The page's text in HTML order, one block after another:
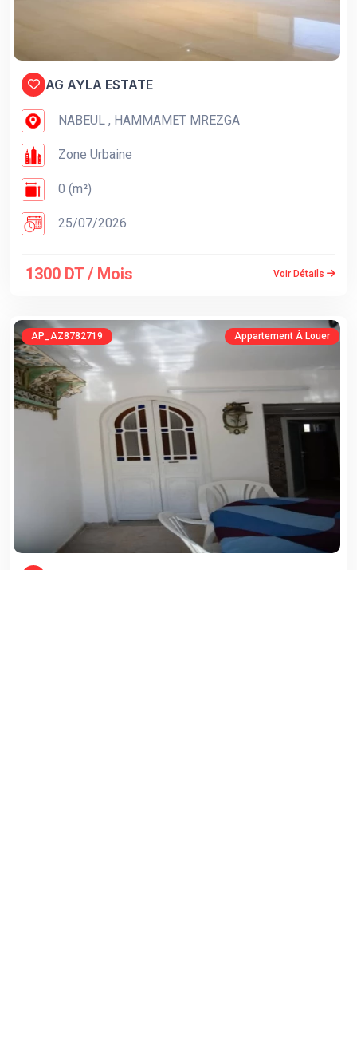
AG AYLA ESTATE
NABEUL , HAMMAMET MREZGA
Zone Urbaine
0 (m²)
25/07/2026
1300 DT / Mois Voir Détails
AP_AZ8782719 Appartement À Louer